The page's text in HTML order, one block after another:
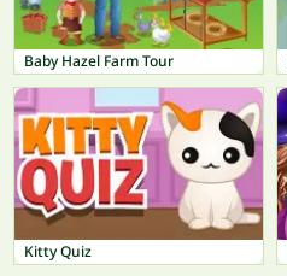
Baby Hazel Farm Tour
Kitty Quiz